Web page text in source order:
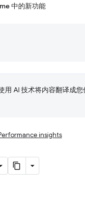
中的新功能
用 AI 技术将内容翻译成
insights